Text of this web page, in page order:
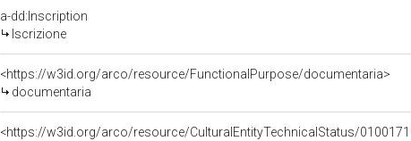
a-dd:Inscription
Iscrizione
<https://w3id.org/arco/resource/FunctionalPurpose/documentaria>
documentaria
<https://w3id.org/arco/resource/CulturalEntityTechnicalStatus/